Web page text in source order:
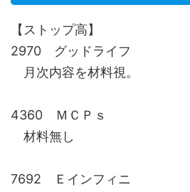
【ストップ高】
2970 グッドライフ
月次内容を材料視。
4360 ＭＣＰｓ
材料無し
7692 Ｅインフィニ